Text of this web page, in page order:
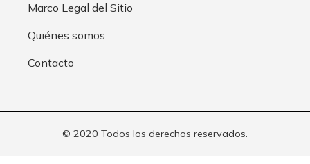
Marco Legal del Sitio
Quiénes somos
Contacto
© 2020 Todos los derechos reservados.